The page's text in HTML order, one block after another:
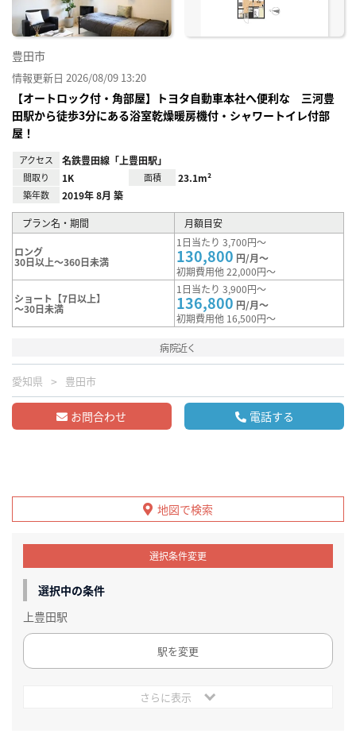
豊田市
情報更新日 2026/08/09 13:20
【オートロック付・角部屋】トヨタ自動車本社へ便利な 三河豊
田駅から徒歩3分にある浴室乾燥暖房機付・シャワートイレ付部
屋！
アクセス 名鉄豊田線「上豊田駅」
間取り 1K 面積 23.1m²
築年数 2019年 8月 築
プラン名・期間 月額目安
ロング
30日以上～360日未満
1日当たり 3,700円～
130,800 円/月～
初期費用他 22,000円～
ショート【7日以上】
～30日未満
1日当たり 3,900円～
136,800 円/月～
初期費用他 16,500円～
病院近く
愛知県 豊田市
お問合わせ 電話する
地図で検索
選択条件変更
選択中の条件
上豊田駅
駅を変更
さらに表示